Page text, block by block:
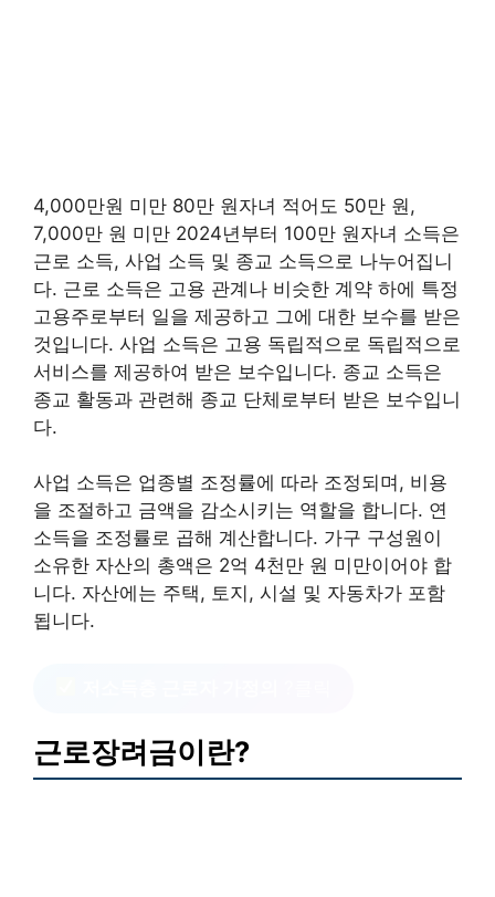
4,000만원 미만 80만 원자녀 적어도 50만 원,
7,000만 원 미만 2024년부터 100만 원자녀 소득은
근로 소득, 사업 소득 및 종교 소득으로 나누어집니
다. 근로 소득은 고용 관계나 비슷한 계약 하에 특정
고용주로부터 일을 제공하고 그에 대한 보수를 받은
것입니다. 사업 소득은 고용 독립적으로 독립적으로
서비스를 제공하여 받은 보수입니다. 종교 소득은
종교 활동과 관련해 종교 단체로부터 받은 보수입니
다.
사업 소득은 업종별 조정률에 따라 조정되며, 비용
을 조절하고 금액을 감소시키는 역할을 합니다. 연
소득을 조정률로 곱해 계산합니다. 가구 구성원이
소유한 자산의 총액은 2억 4천만 원 미만이어야 합
니다. 자산에는 주택, 토지, 시설 및 자동차가 포함
됩니다.
근로장려금이란?